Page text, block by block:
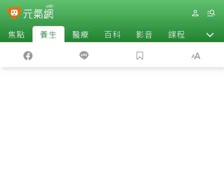
焦點 養生 醫療 百科 影音 課程 退休